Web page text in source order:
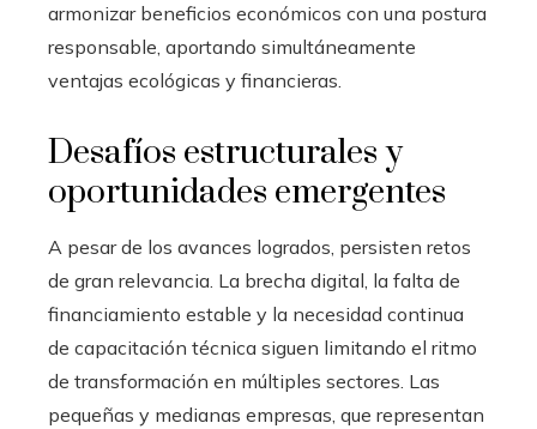
armonizar beneficios económicos con una postura
responsable, aportando simultáneamente
ventajas ecológicas y financieras.
Desafíos estructurales y
oportunidades emergentes
A pesar de los avances logrados, persisten retos
de gran relevancia. La brecha digital, la falta de
financiamiento estable y la necesidad continua
de capacitación técnica siguen limitando el ritmo
de transformación en múltiples sectores. Las
pequeñas y medianas empresas, que representan